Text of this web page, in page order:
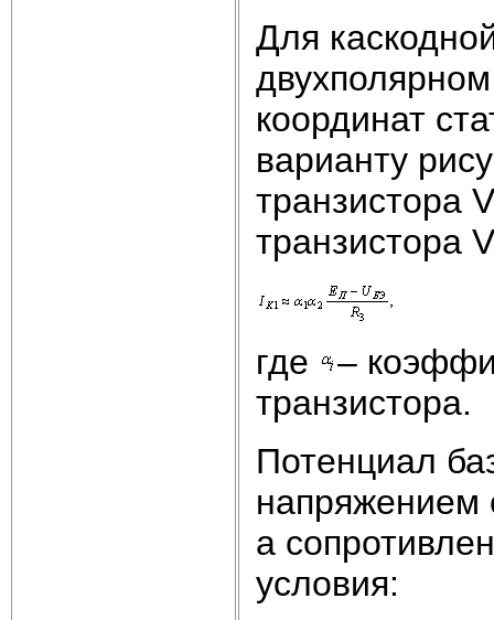
Для
координат
варианту
транзистора
транзистора
где
–
транзистора.
Потенциал
напряжением
а
условия: